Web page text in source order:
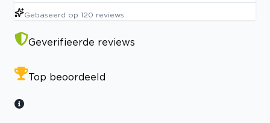
Gebaseerd op 120 reviews
Geverifieerde reviews
Top beoordeeld